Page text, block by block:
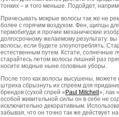
тонких – и того меньше. Подойдет,
Причесывать мокрые волосы так же не
более с горячим воздухом. Фен, щипцы
термобигуди и прочие механические
долгосрочному желаемому результату:
волосы, если будете злоупотреблять.
естественным путем. Кстати, солнечные
старайтесь летом волосы лишний раз
носите модные ныне головные уборы.
После того как волосы высушены,
штриха сбрызнуть их спреем для
брендов (сухой спрей « Paul Mitchell », лак «
особой живительной силы он в себе не
исключительно декоративным.
забывая, что он точно так же действует